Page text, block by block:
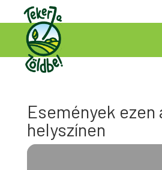
Események ezen
helyszínen